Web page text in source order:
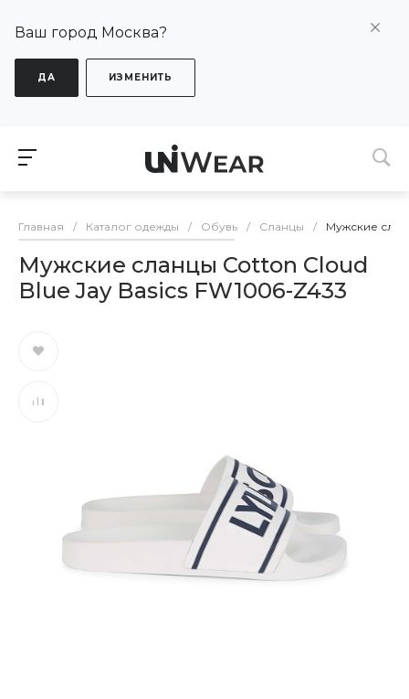
Ваш город Москва?
ДА ИЗМЕНИТЬ
Главная / Каталог одежды / Обувь / Сланцы / Мужские
Мужские сланцы Cotton Cloud
Blue Jay Basics FW1006-Z433